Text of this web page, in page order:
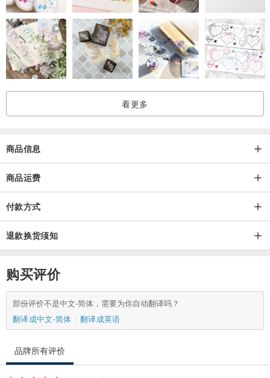
看更多
商品信息
商品运费
付款方式
退款换货须知
购买评价
部份评价不是中文-简体，需要为你自动翻译吗？
翻译成中文-简体
翻译成英语
品牌所有评价